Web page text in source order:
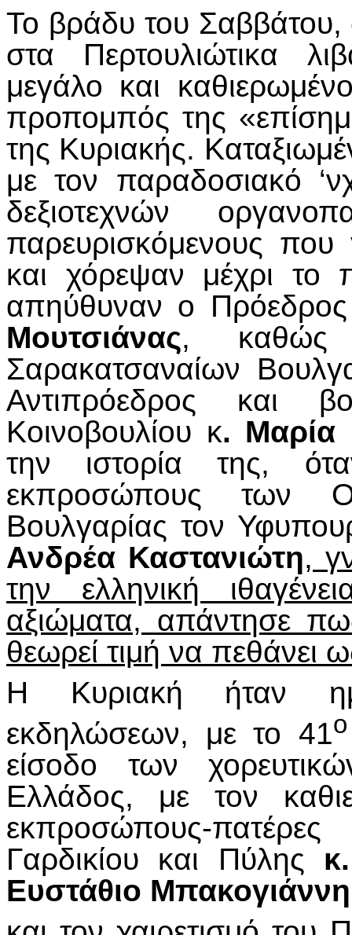
Το βράδυ του Σαββάτου,
στα Περτουλιώτικα
μεγάλο και
προπομπός της
της Κυριακής.
με τον παραδοσιακό
δεξιοτεχνών
παρευρισκόμενους
και χόρεψαν μέχρι το
απηύθυναν ο
Μουτσιάνας, καθώς
Σαρακατσαναίων
Αντιπρόεδρος και
Κοινοβουλίου κ. Μαρία
την ιστορία της,
εκπροσώπους των
Βουλγαρίας τον
Ανδρέα Καστανιώτη,
την ελληνική
αξιώματα, απάντησε
θεωρεί τιμή να πεθάνει
Η Κυριακή ήταν
εκδηλώσεων, με το 41ο
είσοδο των
Ελλάδος, με τον
εκπροσώπους-
Γαρδικίου και Πύλης
Ευστάθιο Μπακογιάννη